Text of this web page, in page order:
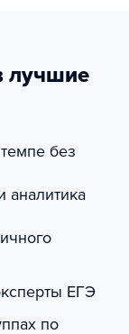
лучшие
без
ЕГЭ
по